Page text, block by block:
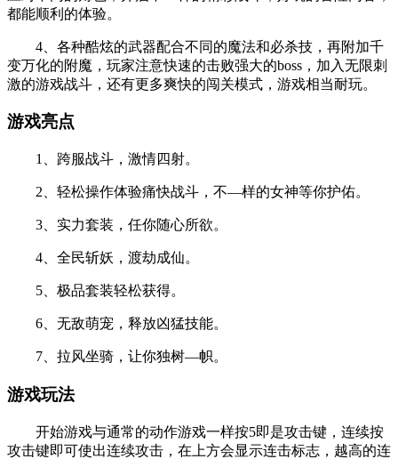
都能顺利的体验。
4、各种酷炫的武器配合不同的魔法和必杀技，再附加千
变万化的附魔，玩家注意快速的击败强大的boss，加入无限刺
激的游戏战斗，还有更多爽快的闯关模式，游戏相当耐玩。
游戏亮点
1、跨服战斗，激情四射。
2、轻松操作体验痛快战斗，不—样的女神等你护佑。
3、实力套装，任你随心所欲。
4、全民斩妖，渡劫成仙。
5、极品套装轻松获得。
6、无敌萌宠，释放凶猛技能。
7、拉风坐骑，让你独树—帜。
游戏玩法
开始游戏与通常的动作游戏一样按5即是攻击键，连续按
攻击键即可使出连续攻击，在上方会显示连击标志，越高的连